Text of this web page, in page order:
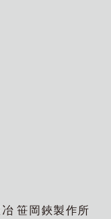
笹岡鋏製作所